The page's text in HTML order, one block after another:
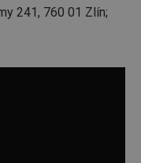
241, 760 01 Zlín;